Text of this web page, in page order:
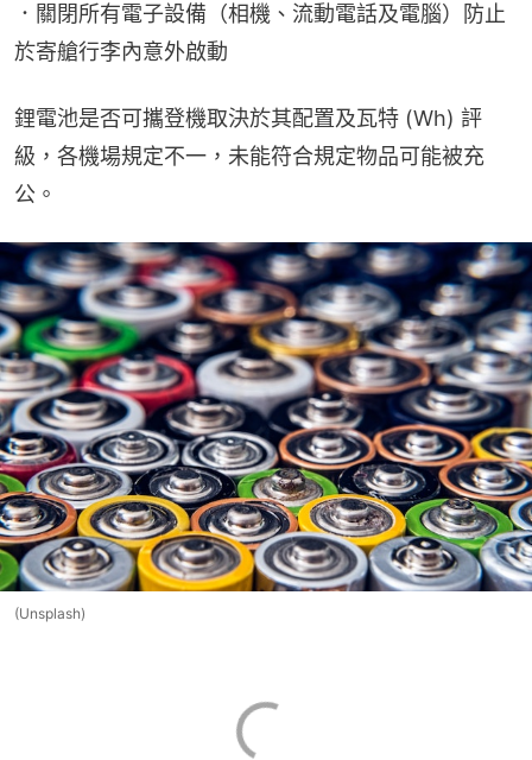
．關閉所有電子設備（相機、流動電話及電腦）防止
於寄艙行李內意外啟動
鋰電池是否可攜登機取決於其配置及瓦特 (Wh) 評
級，各機場規定不一，未能符合規定物品可能被充
公。
(Unsplash)